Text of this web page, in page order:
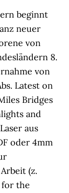
beginnt
neuer
von
8.
von
Latest on
Bridges
and
aus
oder 4mm
(z.
for the